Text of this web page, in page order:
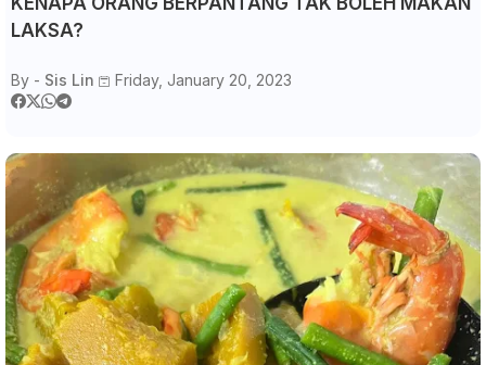
LAKSA?
By - Sis Lin Friday, January 20, 2023